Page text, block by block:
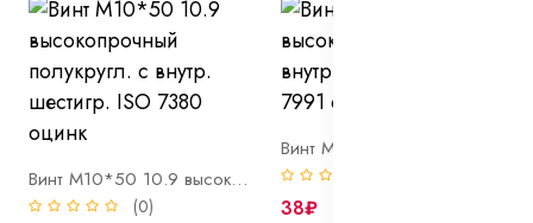
Винт М10*50 10.9 высокопрочный полукругл. с внутр. шестигр. ISO 7380 оцинк
(0) 38₽